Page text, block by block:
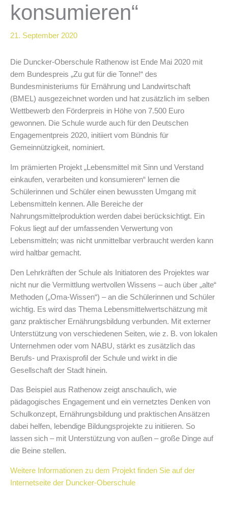
konsumieren“
21. September 2020
Die Duncker-Oberschule Rathenow ist Ende Mai 2020 mit
dem Bundespreis „Zu gut für die Tonne!“ des
Bundesministeriums für Ernährung und Landwirtschaft
(BMEL) ausgezeichnet worden und hat zusätzlich im selben
Wettbewerb den Förderpreis in Höhe von 7.500 Euro
gewonnen. Die Schule wurde auch für den Deutschen
Engagementpreis 2020, initiiert vom Bündnis für
Gemeinnützigkeit, nominiert.
Im prämierten Projekt „Lebensmittel mit Sinn und Verstand
einkaufen, verarbeiten und konsumieren“ lernen die
Schülerinnen und Schüler einen bewussten Umgang mit
Lebensmitteln kennen. Alle Bereiche der
Nahrungsmittelproduktion werden dabei berücksichtigt. Ein
Fokus liegt auf der umfassenden Verwertung von
Lebensmitteln; was nicht unmittelbar verbraucht werden kann
wird haltbar gemacht.
Den Lehrkräften der Schule als Initiatoren des Projektes war
nicht nur die Vermittlung wertvollen Wissens – auch über „alte“
Methoden („Oma-Wissen“) – an die Schülerinnen und Schüler
wichtig. Es wird das Thema Lebensmittelwertschätzung mit
ganz praktischer Ernährungsbildung verbunden. Mit externer
Unterstützung von verschiedenen Seiten, wie z. B. von lokalen
Unternehmen oder vom NABU, stärkt es zusätzlich das
Berufs- und Praxisprofil der Schule und wirkt in die
Gesellschaft der Stadt hinein.
Das Beispiel aus Rathenow zeigt anschaulich, wie
pädagogisches Engagement und ein vernetztes Denken von
Schulkonzept, Ernährungsbildung und praktischen Ansätzen
dabei helfen, lebendige Bildungsprojekte zu initiieren. So
lassen sich – mit Unterstützung von außen – große Dinge auf
die Beine stellen.
Weitere Informationen zu dem Projekt finden Sie auf der
Internetseite der Duncker-Oberschule